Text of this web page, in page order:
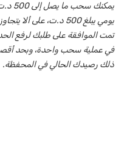
يومي يبلغ 500 د.ت،
ذلك رصيدك الحالي في المحفظة.